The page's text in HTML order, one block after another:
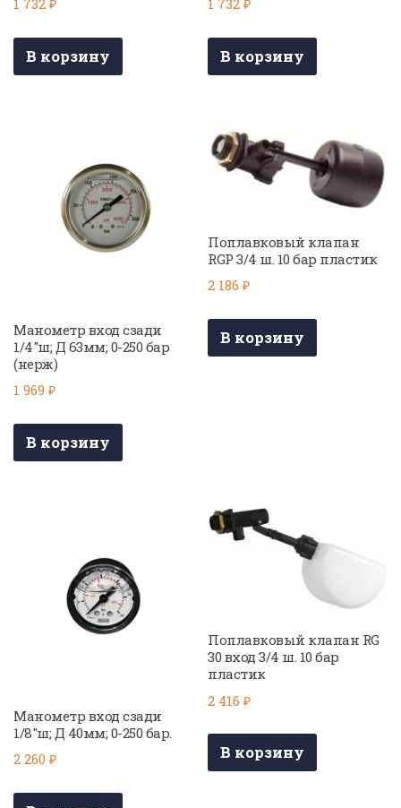
1 732 ₽
В корзину
1 732₽
В корзину
Манометр вход сзади
1/4″ш; Д 63мм; 0-250 бар
(нерж)
1 969 ₽
В корзину
Поплавковый клапан
RGP 3/4 ш. 10 бар пластик
2 186₽
В корзину
Манометр вход сзади
1/8″ш; Д 40мм; 0-250 бар.
2 260 ₽
Поплавковый клапан RG
30 вход 3/4 ш. 10 бар
пластик
2 416₽
В корзину